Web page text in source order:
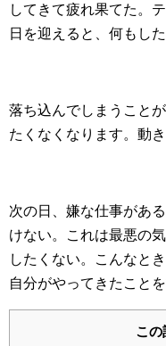
してきて疲れ果てた。
日を迎えると、何もし
落ち込んでしまうこと
たくなくなります。動
次の日、嫌な仕事があ
けない。これは最悪の
したくない。こんなと
自分がやってきたこと
この